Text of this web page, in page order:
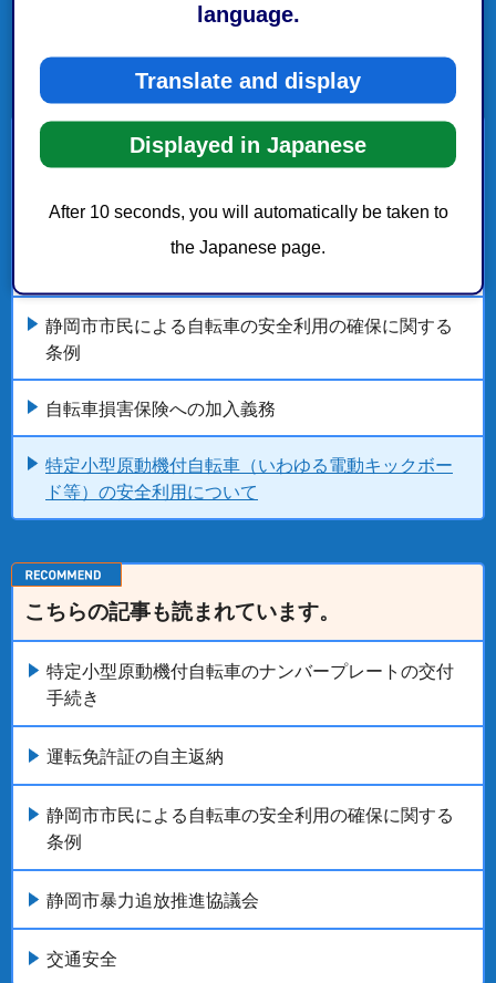
language.
Translate and display
Displayed in Japanese
After 10 seconds, you will automatically be taken to
the Japanese page.
自転車の交通安全
自転車の交通反則通告制度（青切符）の導入
静岡市市民による自転車の安全利用の確保に関する
条例
自転車損害保険への加入義務
特定小型原動機付自転車（いわゆる電動キックボー
ド等）の安全利用について
こちらの記事も読まれています。
特定小型原動機付自転車のナンバープレートの交付
手続き
運転免許証の自主返納
静岡市市民による自転車の安全利用の確保に関する
条例
静岡市暴力追放推進協議会
交通安全